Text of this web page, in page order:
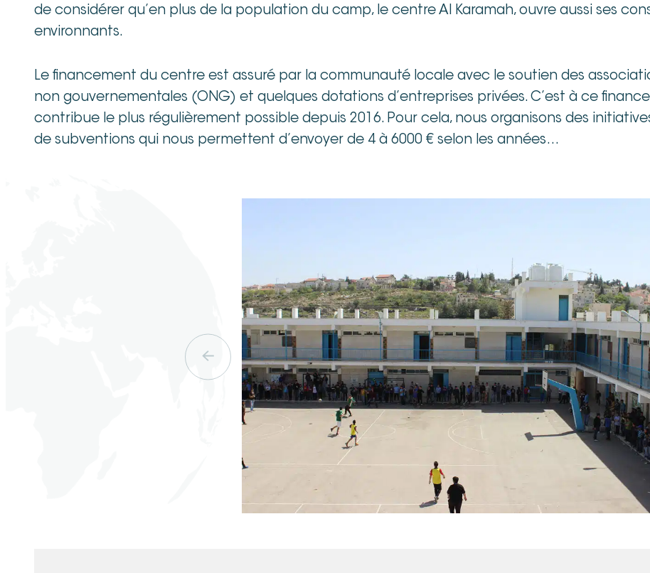
de considérer qu’en plus de la population du camp, le centre Al Karamah, ouvre aussi ses
environnants.
Le financement du centre est assuré par la communauté locale avec le soutien des
non gouvernementales (ONG) et quelques dotations d’entreprises privées. C’est à ce
contribue le plus régulièrement possible depuis 2016. Pour cela, nous organisons des
de subventions qui nous permettent d’envoyer de 4 à 6000 € selon les années…